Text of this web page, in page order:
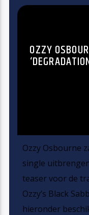
OZZY
Ozzy Osbourne
single
teaser voor de
Ozzy’s Black
hieronder